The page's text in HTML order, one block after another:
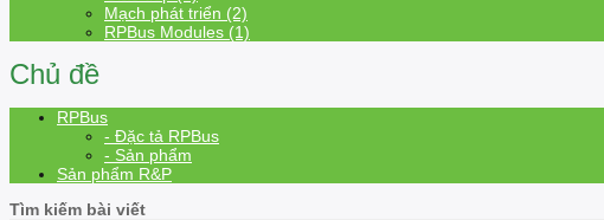
Mạch phát triển (2)
RPBus Modules (1)
Chủ đề
RPBus
- Đặc tả RPBus
- Sản phẩm
Sản phẩm R&P
Tìm kiếm bài viết